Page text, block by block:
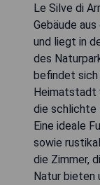
Le Silve di
Gebäude
und liegt in
des
befindet sich
Heimatstadt
die schlichte
Eine ideale
sowie
die Zimmer,
Natur bieten